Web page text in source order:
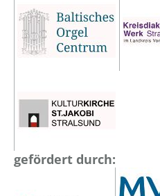
gefördert durch: